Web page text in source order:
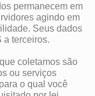
permanecem em
agindo em
Seus dados
a terceiros.
coletamos são
ou serviços
o qual você